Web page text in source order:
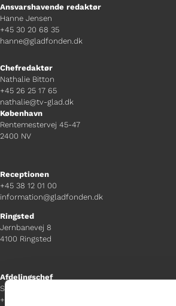
Ansvarshavende redaktør
Hanne Jensen
+45 30 20 68 35
hanne@gladfonden.dk
Chefredaktør
Nathalie Bitton
+45 26 25 17 65
nathalie@tv-glad.dk
København
Rentemestervej 45-47
2400 NV
Receptionen
+45 38 12 01 00
information@gladfonden.dk
Ringsted
Jernbanevej 8
4100 Ringsted
Afdelingschef
Sacha Lohmann Weiss
+45 40 27 91 11